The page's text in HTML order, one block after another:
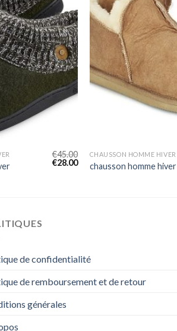
€45.00
€28.00
CHAUSSON HOMME HIVER
chausson homme hiver
de confidentialité
de remboursement et de retour
générales